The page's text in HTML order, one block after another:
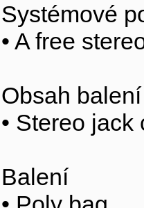
Systémové
• A free
Obsah balení
• Stereo jack
Balení